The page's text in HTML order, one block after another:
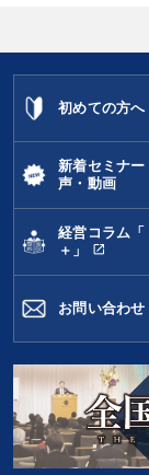
スポーツ関連
※「更新」を押すと「カテ
local_offer タグから探す
タグ・キーワード
地方企業の勝ち方
経済予測 推
初めての方へ
新着セミナ
声・動画
経営コラム
＋」
open_in_new
お問い合わせ